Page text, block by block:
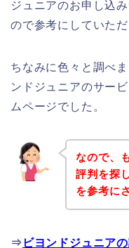
ジュニアのお申し込
ので参考にしていただ
ちなみに色々と調べ
ンドジュニアのサー
ムページでした。
なので、
評判を探
を参考に
⇒ ビヨンドジュニア